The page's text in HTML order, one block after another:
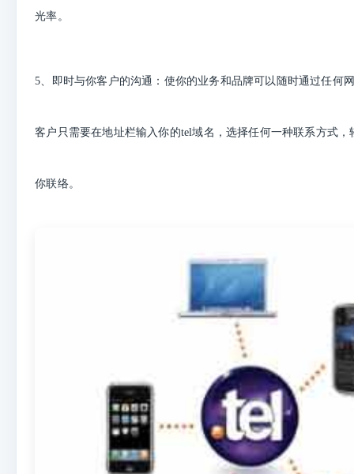
光率。
5、即时与你客户的沟通：使你的业务和品牌可以随时通过任何
客户只需要在地址栏输入你的tel域名，选择任何一种联系方式，
你联络。